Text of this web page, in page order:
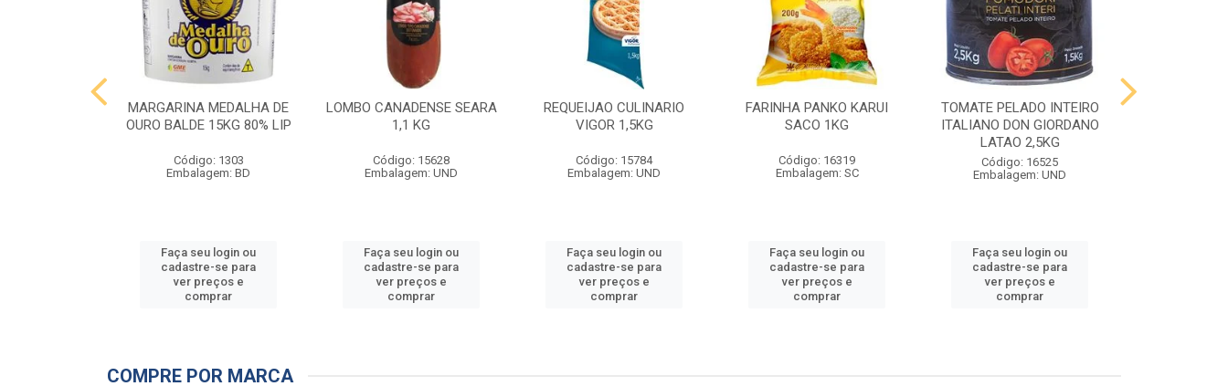
MARGARINA MEDALHA DE
OURO BALDE 15KG 80% LIP
Código: 1303
Embalagem: BD
Faça seu login ou
cadastre-se para
ver preços e
comprar
LOMBO CANADENSE SEARA
1,1 KG
Código: 15628
Embalagem: UND
Faça seu login ou
cadastre-se para
ver preços e
comprar
REQUEIJAO CULINARIO
VIGOR 1,5KG
Código: 15784
Embalagem: UND
Faça seu login ou
cadastre-se para
ver preços e
comprar
FARINHA PANKO KARUI
SACO 1KG
Código: 16319
Embalagem: SC
Faça seu login ou
cadastre-se para
ver preços e
comprar
TOMATE PELADO INTEIRO
ITALIANO DON GIORDANO
LATAO 2,5KG
Código: 16525
Embalagem: UND
Faça seu login ou
cadastre-se para
ver preços e
comprar
COMPRE POR MARCA